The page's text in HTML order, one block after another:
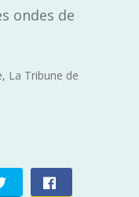
ondes de
La Tribune de